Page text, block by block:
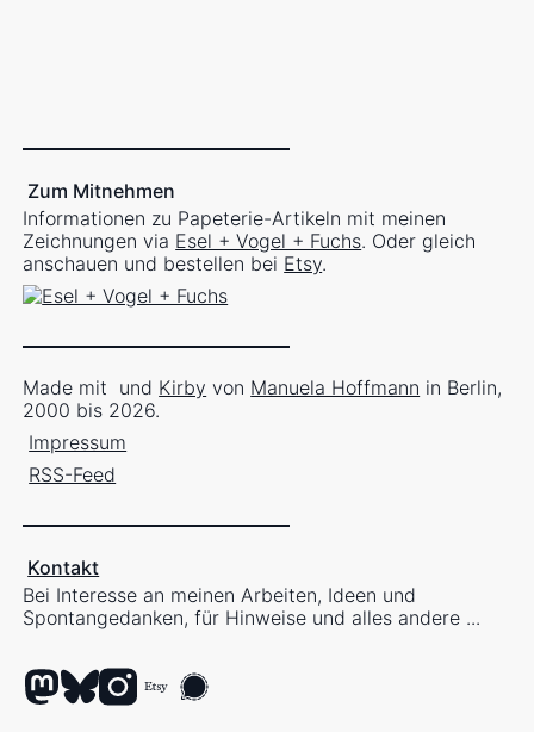
Zum Mitnehmen
Informationen zu Papeterie-Artikeln mit meinen
Zeichnungen via Esel + Vogel + Fuchs. Oder gleich
anschauen und bestellen bei Etsy.
Made mit und Kirby von Manuela Hoffmann in Berlin,
2000 bis 2026.
Impressum
RSS-Feed
Kontakt
Bei Interesse an meinen Arbeiten, Ideen und
Spontangedanken, für Hinweise und alles andere ...